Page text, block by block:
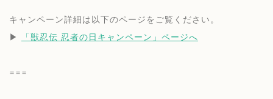
キャンペーン詳細は以下のページをご覧ください。
▶︎
「獣忍伝 忍者の日キャンペーン」ページへ
===